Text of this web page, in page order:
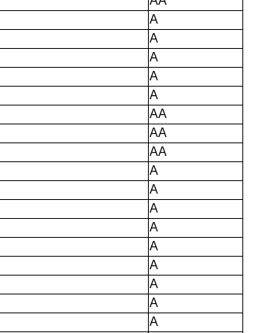
A
A
A
A
A
AA
AA
AA
A
A
A
A
A
A
A
A
A